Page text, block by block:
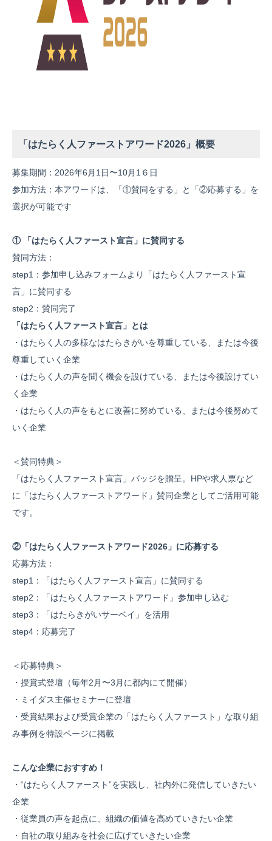
「はたらく人ファーストアワード2026」概要
募集期間：2026年6月1日〜10月1６日
参加方法：本アワードは、「①賛同をする」と「②応募する」を
選択が可能です
① 「はたらく人ファースト宣言」に賛同する
賛同方法：
step1：参加申し込みフォームより「はたらく人ファースト宣
言」に賛同する
step2：賛同完了
「はたらく人ファースト宣言」とは
・はたらく人の多様なはたらきがいを尊重している、または今後
尊重していく企業
・はたらく人の声を聞く機会を設けている、または今後設けてい
く企業
・はたらく人の声をもとに改善に努めている、または今後努めて
いく企業
＜賛同特典＞
「はたらく人ファースト宣言」バッジを贈呈。HPや求人票など
に「はたらく人ファーストアワード」賛同企業としてご活用可能
です。
②「はたらく人ファーストアワード2026」に応募する
応募方法：
step1：「はたらく人ファースト宣言」に賛同する
step2：「はたらく人ファーストアワード」参加申し込む
step3：「はたらきがいサーベイ」を活用
step4：応募完了
＜応募特典＞
・授賞式登壇（毎年2月〜3月に都内にて開催）
・ミイダス主催セミナーに登壇
・受賞結果および受賞企業の「はたらく人ファースト」な取り組
み事例を特設ページに掲載
こんな企業におすすめ！
・“はたらく人ファースト”を実践し、社内外に発信していきたい
企業
・従業員の声を起点に、組織の価値を高めていきたい企業
・自社の取り組みを社会に広げていきたい企業